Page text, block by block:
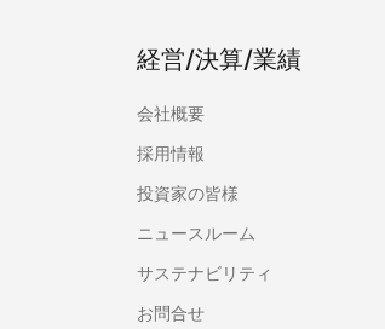
経営/決算/業績
会社概要
採用情報
投資家の皆様
ニュースルーム
サステナビリティ
お問合せ